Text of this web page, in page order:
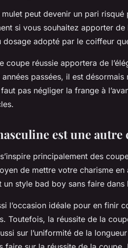
peut devenir un pari
si vous souhaitez apporter
dosage adopté par le coiffeur
coupe réussie apportera de
passées, il est
pas négliger la frange à
est une autre
principalement des
de mettre votre charisme
un style bad boy sans faire dans
l’occasion idéale pour en finir
Toutefois, la réussite de la
sur l’uniformité de la